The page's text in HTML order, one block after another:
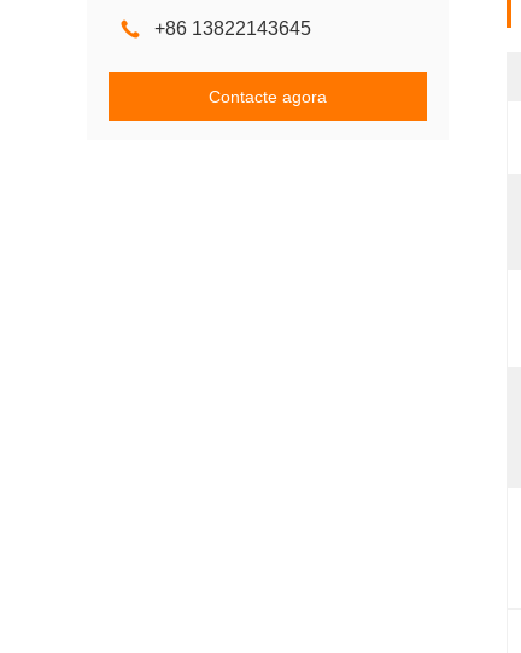
+86 13822143645
Contacte agora